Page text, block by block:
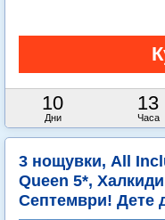
10
Дни
13
Часа
3 нощувки, All
Queen 5*,
Септември! Дете